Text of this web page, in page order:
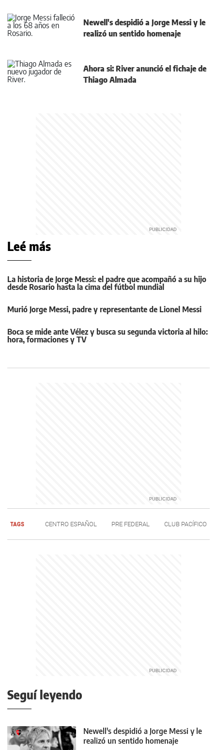
Newell's despidió a Jorge Messi y le
realizó un sentido homenaje
Ahora si: River anunció el fichaje de
Thiago Almada
Leé más
La historia de Jorge Messi: el padre que acompañó a su hijo
desde Rosario hasta la cima del fútbol mundial
Murió Jorge Messi, padre y representante de Lionel Messi
Boca se mide ante Vélez y busca su segunda victoria al hilo:
hora, formaciones y TV
TAGS CENTRO ESPAÑOL PRE FEDERAL CLUB PACÍFICO
Seguí leyendo
Newell's despidió a Jorge Messi y le
realizó un sentido homenaje